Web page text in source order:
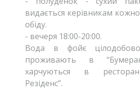
видається керівникам
обіду.
- вечеря 18:00-20:00.
Вода в фойє
проживають в
харчуються в
Резіденс”.